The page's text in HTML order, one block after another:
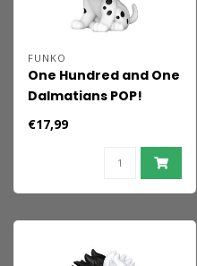
FUNKO
One Hundred and One
Dalmatians POP!
Disney Vinyl Figure
Costume) 9 cm
€17,99